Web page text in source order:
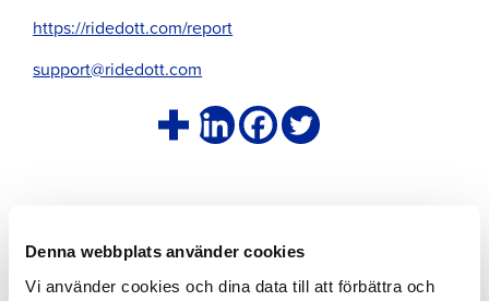
Denna webbplats använder cookies
Vi använder cookies och dina data till att förbättra och
https://ridedott.com/report
support@ridedott.com